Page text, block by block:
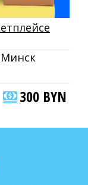
Минск
300 BYN